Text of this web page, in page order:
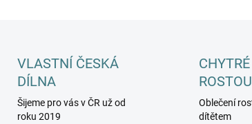
VLASTNÍ ČESKÁ
DÍLNA
Šijeme pro vás v ČR už od
roku 2019
CHYTRÉ
Oblečení
dítětem